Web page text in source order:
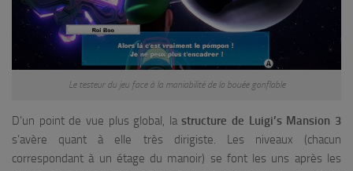
Le testeur du jeu face à la maniabilité de la bouée gonflable
D’un point de vue plus global, lastructure de Luigi’s Mansion 3
s’avère quant à elle très dirigiste. Les niveaux (chacun
correspondant à un étage du manoir) se font les uns après les